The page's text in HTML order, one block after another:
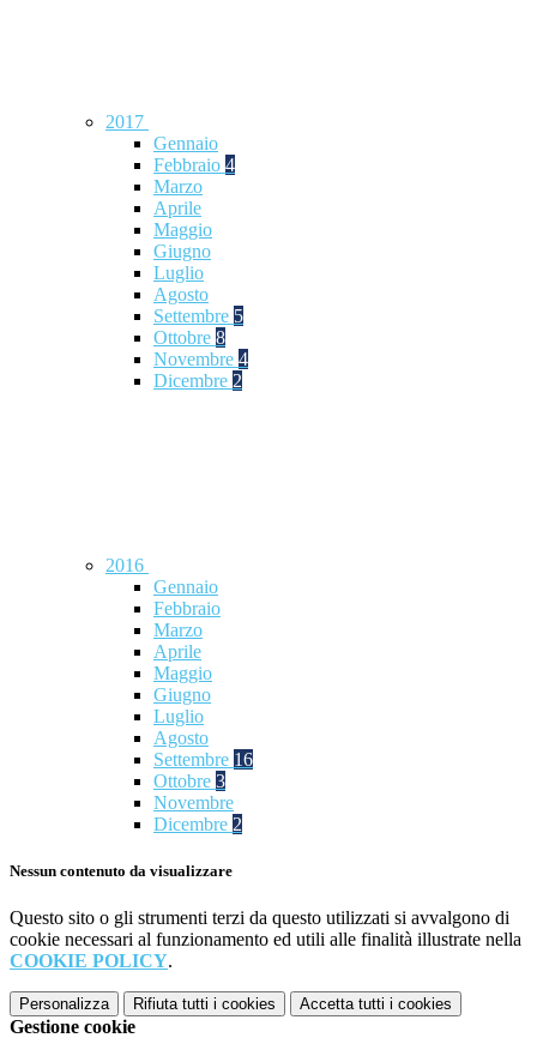
2017
Gennaio
Febbraio 4
Marzo
Aprile
Maggio
Giugno
Luglio
Agosto
Settembre 5
Ottobre 8
Novembre 4
Dicembre 2
2016
Gennaio
Febbraio
Marzo
Aprile
Maggio
Giugno
Luglio
Agosto
Settembre 16
Ottobre 3
Novembre
Dicembre 2
Nessun contenuto da visualizzare
Questo sito o gli strumenti terzi da questo utilizzati si avvalgono di
cookie necessari al funzionamento ed utili alle finalità illustrate nella
COOKIE POLICY.
Personalizza Rifiuta tutti i cookies Accetta tutti i cookies
Gestione cookie